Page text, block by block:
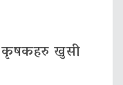
कृषकहरु खुसी